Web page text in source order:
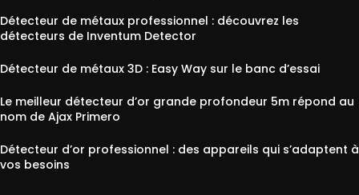
Détecteur de métaux professionnel : découvrez les
détecteurs de Inventum Detector
Détecteur de métaux 3D : Easy Way sur le banc d’essai
Le meilleur détecteur d’or grande profondeur 5m répond au
nom de Ajax Primero
Détecteur d’or professionnel : des appareils qui s’adaptent à
vos besoins